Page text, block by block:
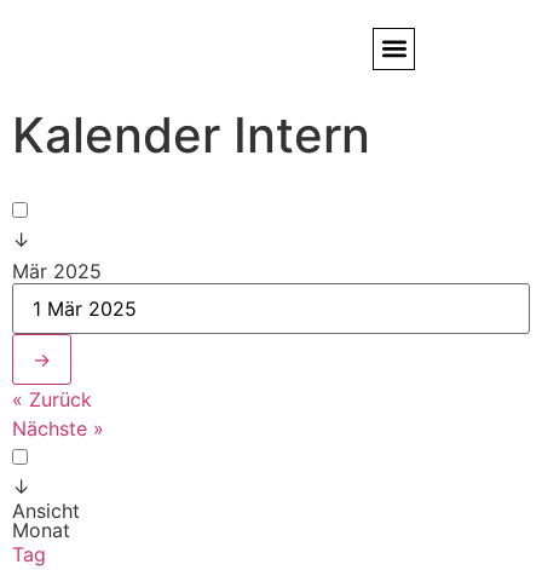
Kalender Intern
↓
Mär 2025
→
« Zurück
Nächste »
↓
Ansicht
Monat
Tag